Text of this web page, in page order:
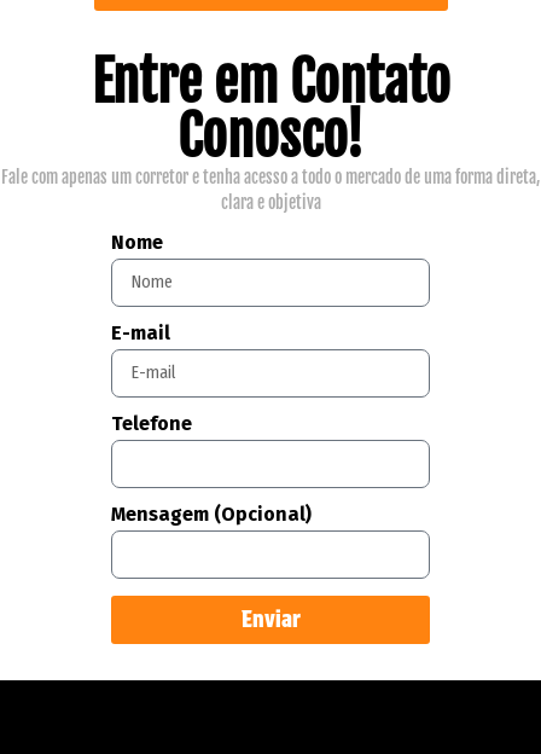
Entre em Contato
Conosco!
Fale com apenas um corretor e tenha acesso a todo o mercado de uma forma direta,
clara e objetiva
Nome
E-mail
Telefone
Mensagem (Opcional)
Enviar